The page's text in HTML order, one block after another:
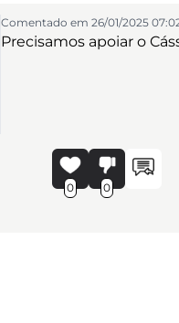
Comentado em 26/01/2025
Precisamos apoiar o
0 0